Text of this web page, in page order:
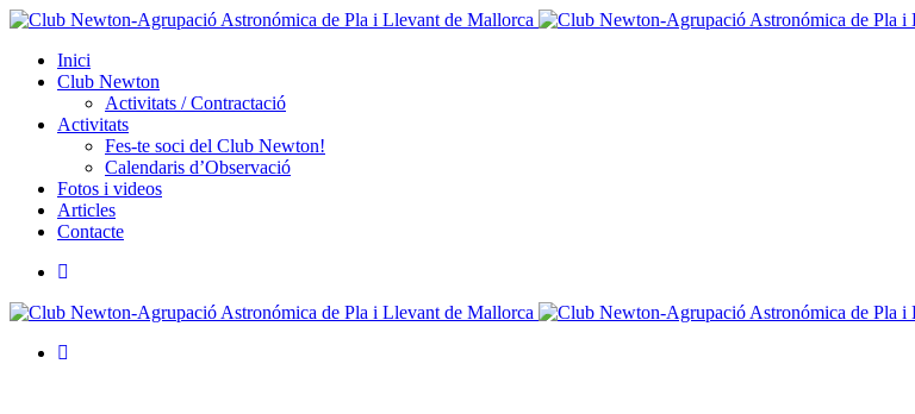
Inici
Club Newton
Activitats / Contractació
Activitats
Fes-te soci del Club Newton!
Calendaris d’Observació
Fotos i videos
Articles
Contacte